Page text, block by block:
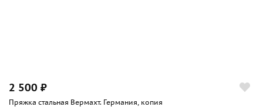
2 500 ₽
Пряжка стальная Вермахт. Германия, копия